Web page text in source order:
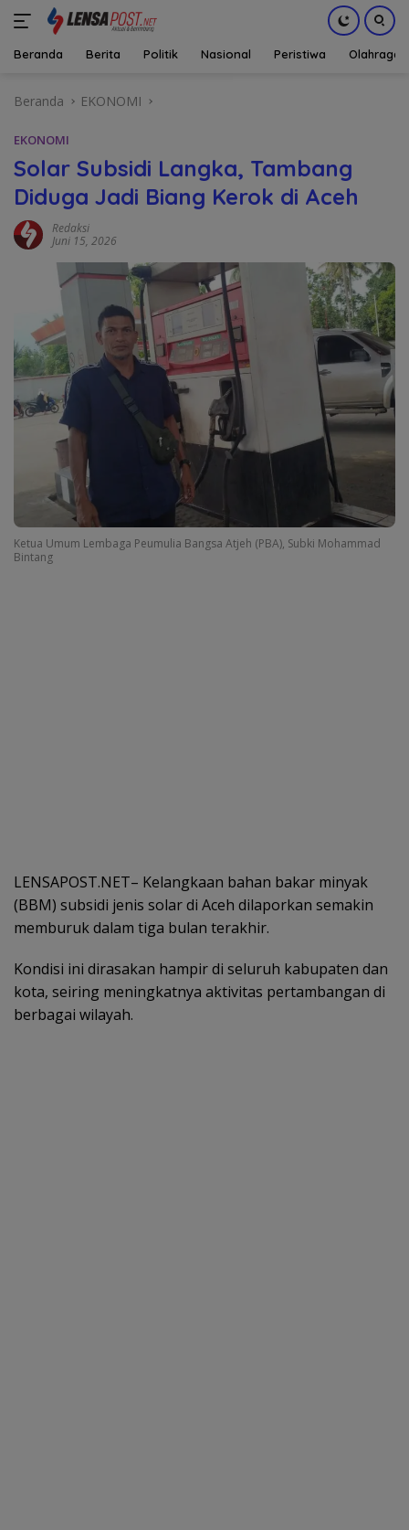
Beranda Berita Politik Nasional Peristiwa Olahraga
Beranda EKONOMI
EKONOMI
Solar Subsidi Langka, Tambang
Diduga Jadi Biang Kerok di Aceh
Redaksi
Juni 15, 2026
Ketua Umum Lembaga Peumulia Bangsa Atjeh (PBA), Subki Mohammad
Bintang
LENSAPOST.NET– Kelangkaan bahan bakar minyak
(BBM) subsidi jenis solar di Aceh dilaporkan semakin
memburuk dalam tiga bulan terakhir.
Kondisi ini dirasakan hampir di seluruh kabupaten dan
kota, seiring meningkatnya aktivitas pertambangan di
berbagai wilayah.